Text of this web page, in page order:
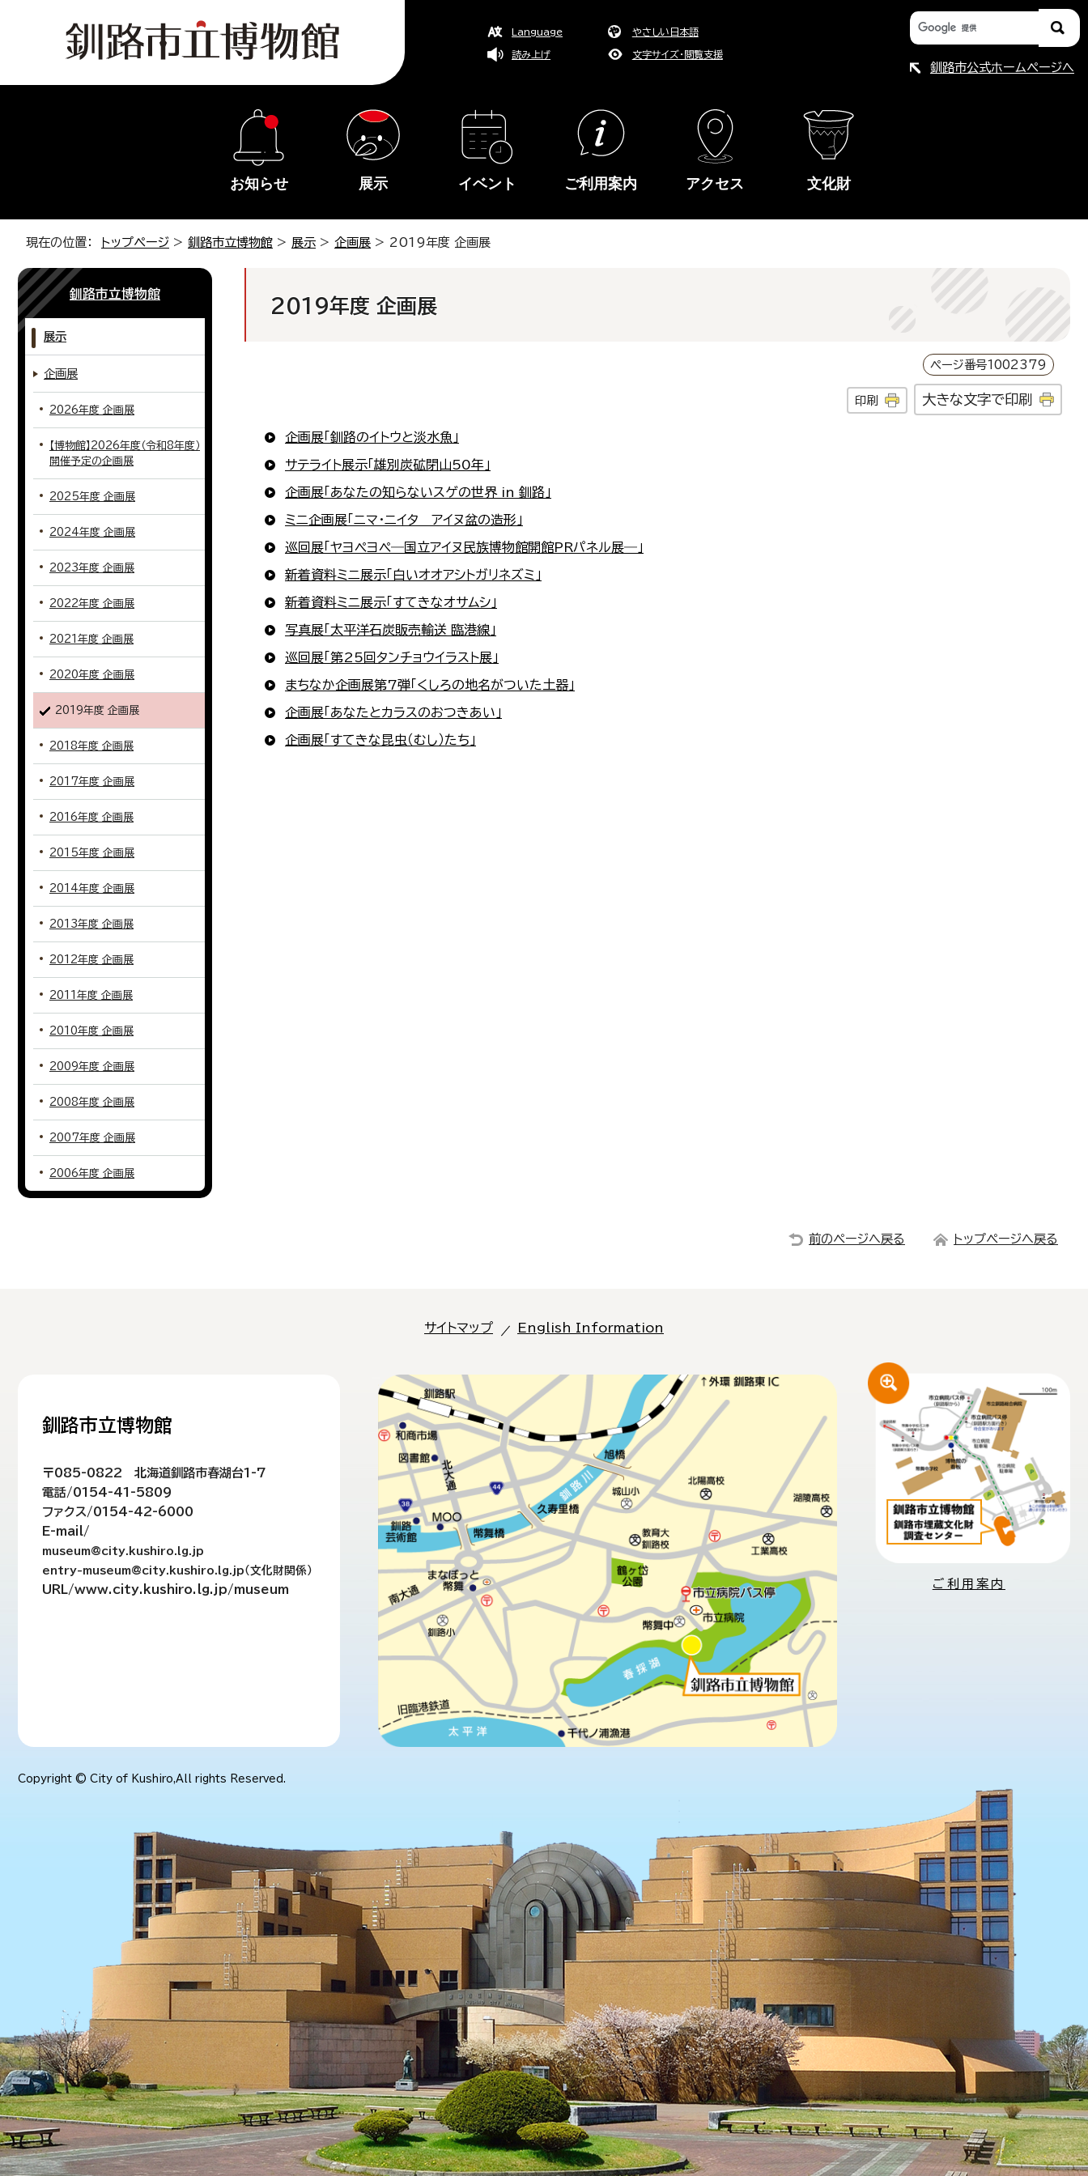
Language やさしい日本語
読み上げ 文字サイズ・閲覧支援
釧路市公式ホームページへ
お知らせ 展示 イベント ご利用案内 アクセス 文化財
現在の位置： トップページ > 釧路市立博物館 > 展示 > 企画展 > 2019年度 企画展
2019年度 企画展
ページ番号1002379
印刷 大きな文字で印刷
企画展「釧路のイトウと淡水魚」
サテライト展示「雄別炭砿閉山50年」
企画展「あなたの知らないスゲの世界 in 釧路」
ミニ企画展「ニマ・ニイタ アイヌ盆の造形」
巡回展「ヤヨペヨペ―国立アイヌ民族博物館開館PRパネル展―」
新着資料ミニ展示「白いオオアシトガリネズミ」
新着資料ミニ展示「すてきなオサムシ」
写真展「太平洋石炭販売輸送 臨港線」
巡回展「第25回タンチョウイラスト展」
まちなか企画展第7弾「くしろの地名がついた土器」
企画展「あなたとカラスのおつきあい」
企画展「すてきな昆虫（むし）たち」
釧路市立博物館
展示
企画展
2026年度 企画展
【博物館】2026年度（令和8年度）
開催予定の企画展
2025年度 企画展
2024年度 企画展
2023年度 企画展
2022年度 企画展
2021年度 企画展
2020年度 企画展
2019年度 企画展
2018年度 企画展
2017年度 企画展
2016年度 企画展
2015年度 企画展
2014年度 企画展
2013年度 企画展
2012年度 企画展
2011年度 企画展
2010年度 企画展
2009年度 企画展
2008年度 企画展
2007年度 企画展
2006年度 企画展
前のページへ戻る トップページへ戻る
サイトマップ English Information
釧路市立博物館
〒085-0822 北海道釧路市春湖台1-7
電話/0154-41-5809
ファクス/0154-42-6000
E-mail/
museum@city.kushiro.lg.jp
entry-museum@city.kushiro.lg.jp（文化財関係）
URL/www.city.kushiro.lg.jp/museum ご利用案内
Copyright © City of Kushiro,All rights Reserved.